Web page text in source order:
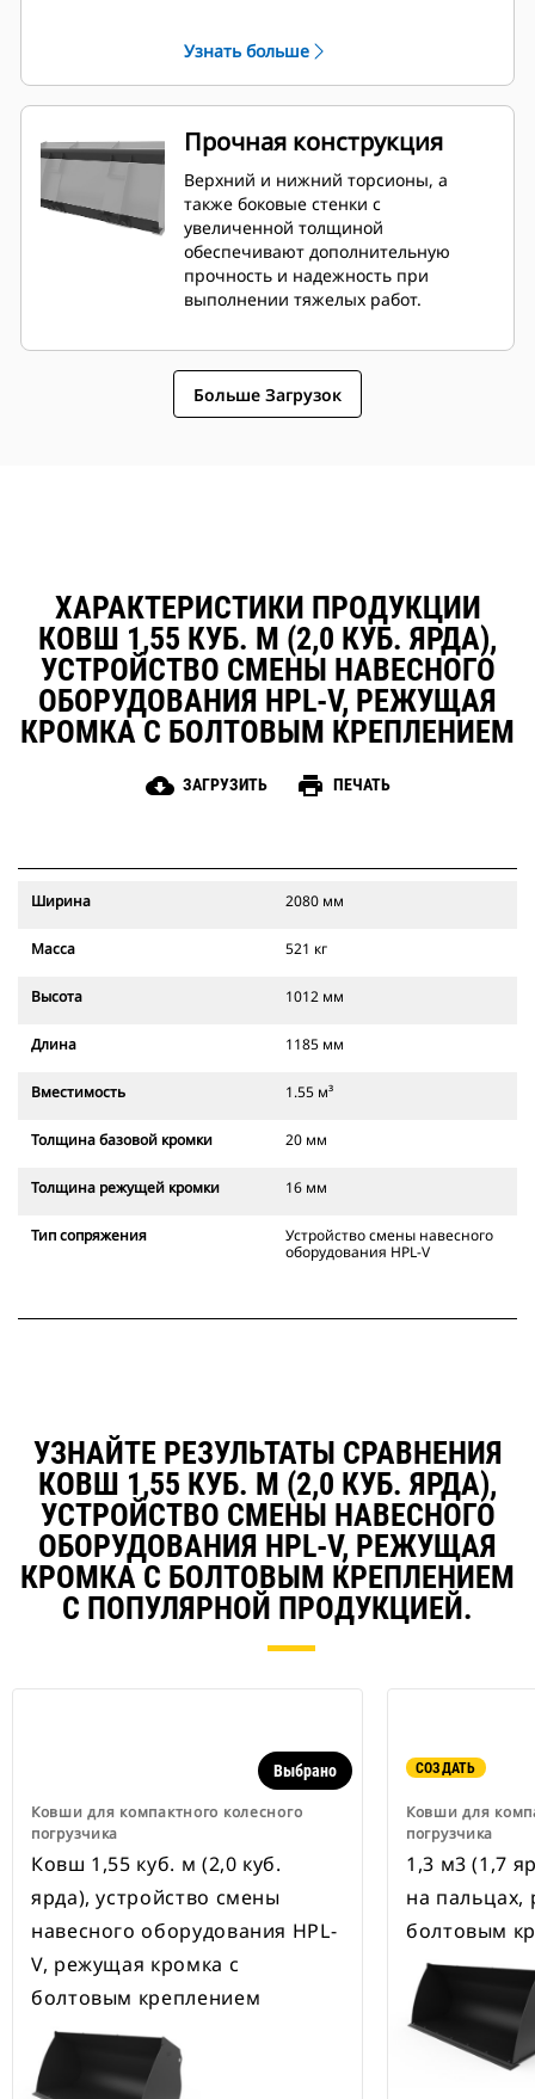
измерить из кабины. Угол кромки и
ее размещение легче измерять из
кабины.
Узнать больше
Прочная конструкция
Верхний и нижний торсионы, а
также боковые стенки с
увеличенной толщиной
обеспечивают дополнительную
прочность и надежность при
выполнении тяжелых работ.
Больше Загрузок
ХАРАКТЕРИСТИКИ ПРОДУКЦИИ
КОВШ 1,55 КУБ. М (2,0 КУБ. ЯРДА),
УСТРОЙСТВО СМЕНЫ НАВЕСНОГО
ОБОРУДОВАНИЯ HPL-V, РЕЖУЩАЯ
КРОМКА С БОЛТОВЫМ КРЕПЛЕНИЕМ
cloud_download ЗАГРУЗИТЬ print ПЕЧАТЬ
Ширина 2080 мм
Масса 521 кг
Высота 1012 мм
Длина 1185 мм
Вместимость 1.55 м³
Толщина базовой кромки 20 мм
Толщина режущей кромки 16 мм
Тип сопряжения
Устройство смены навесного
оборудования HPL-V
УЗНАЙТЕ РЕЗУЛЬТАТЫ СРАВНЕНИЯ
КОВШ 1,55 КУБ. М (2,0 КУБ. ЯРДА),
УСТРОЙСТВО СМЕНЫ НАВЕСНОГО
ОБОРУДОВАНИЯ HPL-V, РЕЖУЩАЯ
КРОМКА С БОЛТОВЫМ КРЕПЛЕНИЕМ
С ПОПУЛЯРНОЙ ПРОДУКЦИЕЙ.
Ковши для компактного колесного
погрузчика
Выбрано
Ковш 1,55 куб. м (2,0 куб.
ярда), устройство смены
навесного оборудования HPL-
V, режущая кромка с
болтовым креплением
СОЗДАТЬ
Ковши для
погрузчика
1,3 м3 (1,7
на
болтовым